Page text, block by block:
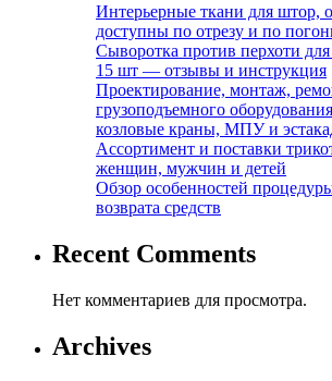
Интерьерные ткани для штор,
доступны по отрезу и по
Сыворотка против перхоти
15 шт — отзывы и инструкция
Проектирование, монтаж,
грузоподъемного
козловые краны, МПУ и
Ассортимент и поставки
женщин, мужчин и детей
Обзор особенностей
возврата средств
Recent Comments
Нет комментариев для просмотра.
Archives